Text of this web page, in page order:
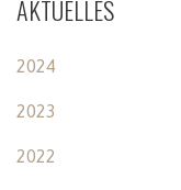
AKTUELLES
2024
2023
2022